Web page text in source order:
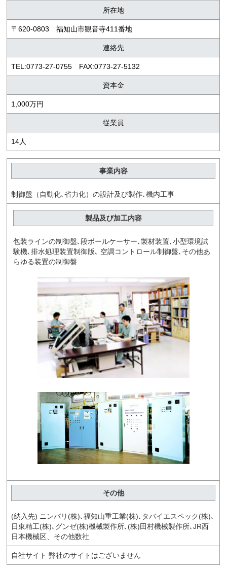
所在地
〒620-0803 福知山市観音寺411番地
連絡先
TEL:0773-27-0755 FAX:0773-27-5132
資本金
1,000万円
従業員
14人
事業内容
制御盤（自動化､省力化）の設計及び製作､機内工事
製品及び加工内容
包装ラインの制御盤､段ボールケーサー､製材装置､小型環境試
験機､排水処理装置制御版､ 空調コントロール制御盤､その他あ
らゆる装置の制御盤
その他
(納入先) ニンバリ(株)､福知山重工業(株)､タバイエスペック(株)､
日東精工(株)､グンゼ(株)機械製作所､(株)田村機械製作所､JR西
日本機械区、その他数社
自社サイト 弊社のサイトはございません